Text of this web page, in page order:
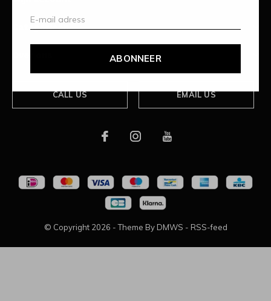
ABONNEER
Categorieën
CALL US EMAIL US
© Copyright 2026 - Theme By DMWS - RSS-feed